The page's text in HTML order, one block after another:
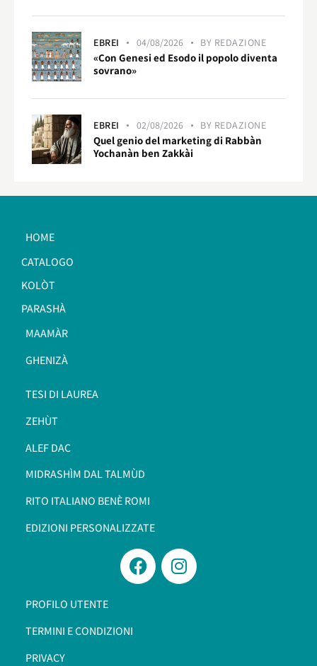
EBREI 04/08/2026 BY REDAZIONE
«Con Genesi ed Esodo il popolo diventa
sovrano»
EBREI 02/08/2026 BY REDAZIONE
Quel genio del marketing di Rabbàn
Yochanàn ben Zakkài
HOME
CATALOGO
KOLÒT
PARASHÀ
MAAMÀR
GHENIZÀ
TESI DI LAUREA
ZEHÙT
ALEF DAC
MIDRASHÌM DAL TALMÙD
RITO ITALIANO BENÈ ROMI​
EDIZIONI PERSONALIZZATE
PROFILO UTENTE
TERMINI E CONDIZIONI
PRIVACY